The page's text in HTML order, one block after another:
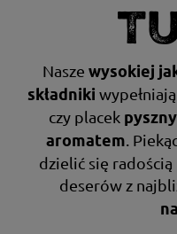
Nasze wysokiej
składniki
czy placek
aromatem .
dzielić się
deserów z